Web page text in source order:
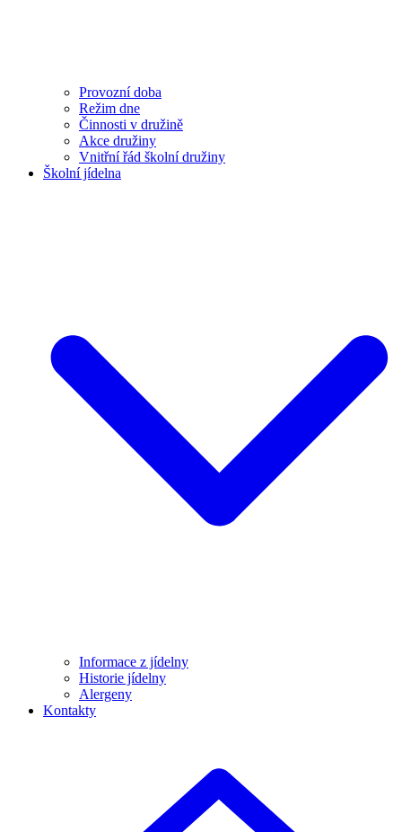
Provozní doba
Režim dne
Činnosti v družině
Akce družiny
Vnitřní řád školní družiny
Školní jídelna
Informace z jídelny
Historie jídelny
Alergeny
Kontakty